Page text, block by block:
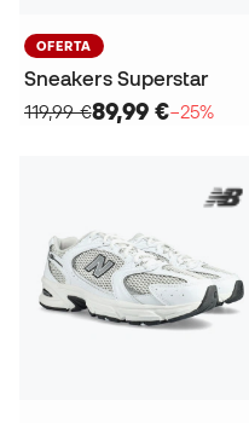
OFERTA
Sneakers Superstar
119,99 €89,99 €−25%